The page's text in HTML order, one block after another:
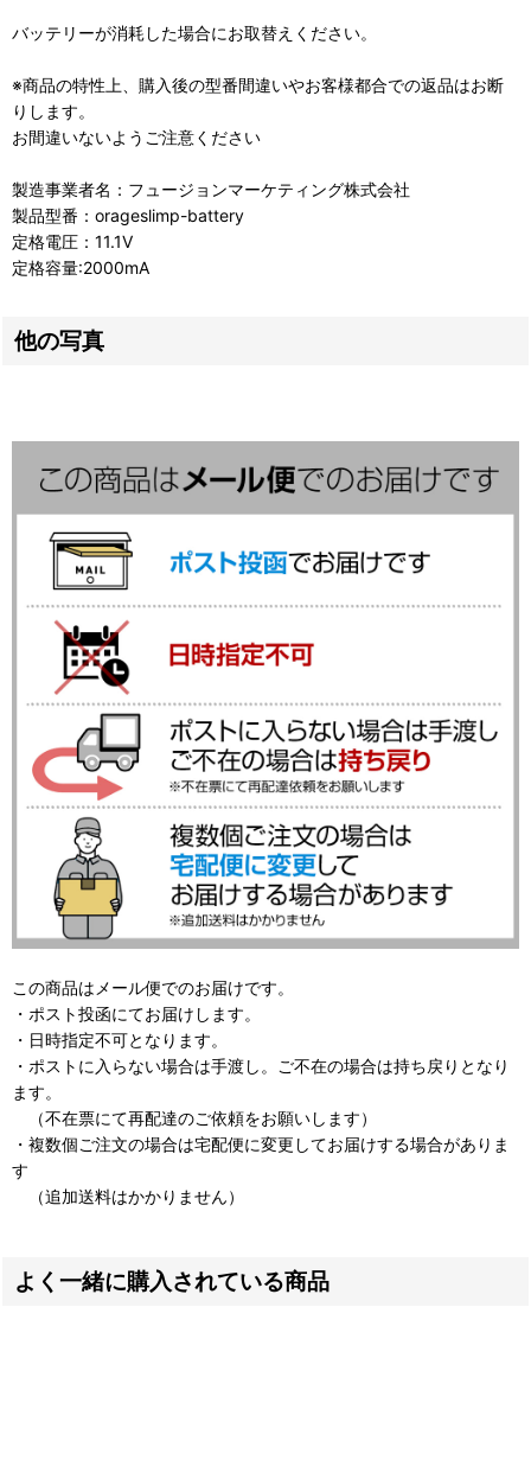
バッテリーが消耗した場合にお取替えください。
※商品の特性上、購入後の型番間違いやお客様都合での返品はお断
りします。
お間違いないようご注意ください
製造事業者名：フュージョンマーケティング株式会社
製品型番：orageslimp-battery
定格電圧：11.1V
定格容量:2000mA
他の写真
この商品はメール便でのお届けです。
・ポスト投函にてお届けします。
・日時指定不可となります。
・ポストに入らない場合は手渡し。ご不在の場合は持ち戻りとなり
ます。
（不在票にて再配達のご依頼をお願いします）
・複数個ご注文の場合は宅配便に変更してお届けする場合がありま
す
（追加送料はかかりません）
よく一緒に購入されている商品